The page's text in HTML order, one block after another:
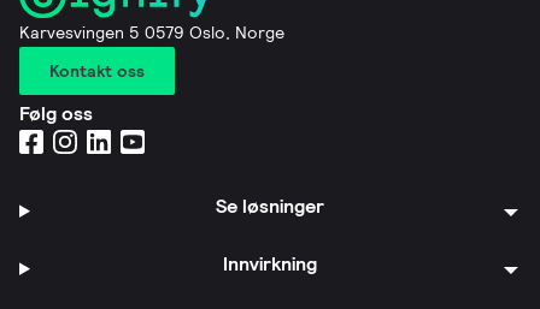
Karvesvingen 5 0579 Oslo, Norge
Kontakt oss
Følg oss
Se løsninger
Innvirkning